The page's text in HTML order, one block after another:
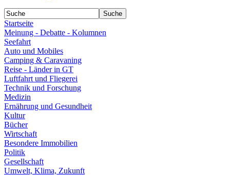
Startseite
Meinung - Debatte - Kolumnen
Seefahrt
Auto und Mobiles
Camping & Caravaning
Reise - Länder in GT
Luftfahrt und Fliegerei
Technik und Forschung
Medizin
Ernährung und Gesundheit
Kultur
Bücher
Wirtschaft
Besondere Immobilien
Politik
Gesellschaft
Umwelt, Klima, Zukunft